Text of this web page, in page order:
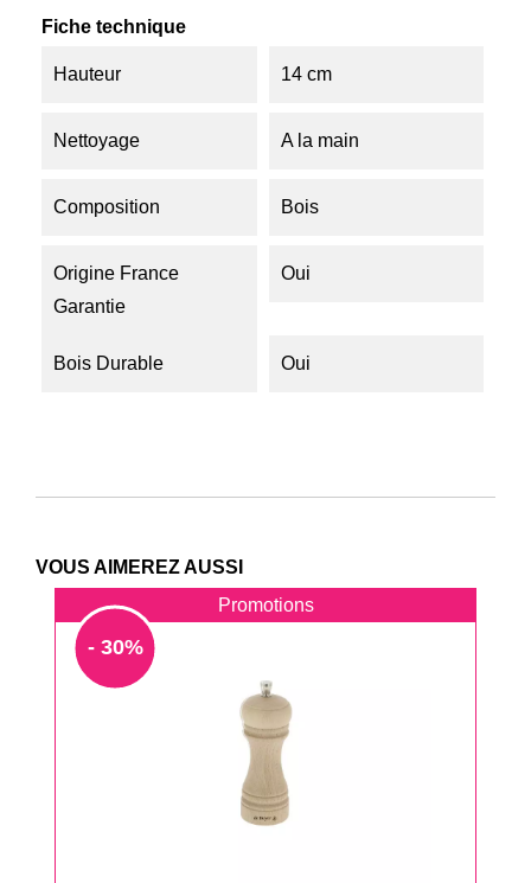
Fiche technique
Hauteur 14 cm
Nettoyage A la main
Composition Bois
Origine France
Garantie
Oui
Bois Durable Oui
VOUS AIMEREZ AUSSI
Promotions
- 30%